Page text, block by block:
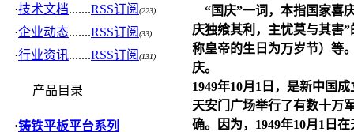
·技术文档.......RSS订阅 (223)
·企业动态.......RSS订阅 (33)
·行业资讯.......RSS订阅 (131)
产品目录
·铸铁平板平台系列
“国庆”一词，本指国家喜
庆独飨其利，主忧莫与其害
称皇帝的生日为万岁节）等
庆。
1949年10月1日，是新中国
天安门广场举行了有数十万
确。因为，1949年10月1日